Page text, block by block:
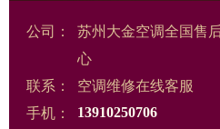
公司：
苏州大金空调全国售
心
联系：
空调维修在线客服
手机：
13910250706